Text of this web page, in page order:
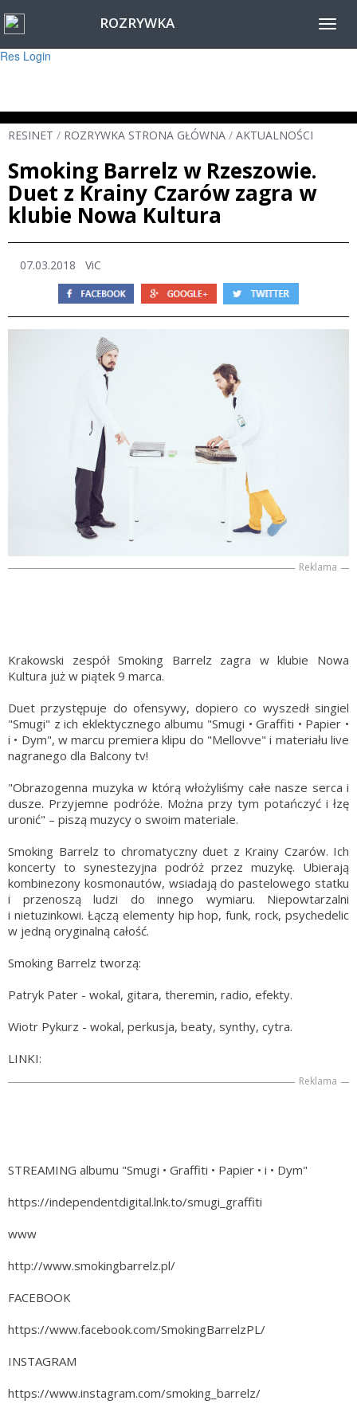
Warning
: session_start(): Failed to read session data: user (path: ) in
Res Login
ROZRYWKA
RESINET / ROZRYWKA STRONA GŁÓWNA / AKTUALNOŚCI
Smoking Barrelz w Rzeszowie.
Duet z Krainy Czarów zagra w
klubie Nowa Kultura
07.03.2018 ViC
Reklama
Krakowski zespół Smoking Barrelz zagra w klubie Nowa
Kultura już w piątek 9 marca.
Duet przystępuje do ofensywy, dopiero co wyszedł singiel
"Smugi" z ich eklektycznego albumu "Smugi • Graffiti • Papier •
i • Dym", w marcu premiera klipu do "Mellovve" i materiału live
nagranego dla Balcony tv!
"Obrazogenna muzyka w którą włożyliśmy całe nasze serca i
dusze. Przyjemne podróże. Można przy tym potańczyć i łzę
uronić" – piszą muzycy o swoim materiale.
Smoking Barrelz to chromatyczny duet z Krainy Czarów. Ich
koncerty to synestezyjna podróż przez muzykę. Ubierają
kombinezony kosmonautów, wsiadają do pastelowego statku
i przenoszą ludzi do innego wymiaru. Niepowtarzalni
i nietuzinkowi. Łączą elementy hip hop, funk, rock, psychedelic
w jedną oryginalną całość.
Smoking Barrelz tworzą:
Patryk Pater - wokal, gitara, theremin, radio, efekty.
Wiotr Pykurz - wokal, perkusja, beaty, synthy, cytra.
LINKI:
Reklama
STREAMING albumu "Smugi • Graffiti • Papier • i • Dym"
https://independentdigital.lnk.to/smugi_graffiti
www
http://www.smokingbarrelz.pl/
FACEBOOK
https://www.facebook.com/SmokingBarrelzPL/
INSTAGRAM
https://www.instagram.com/smoking_barrelz/